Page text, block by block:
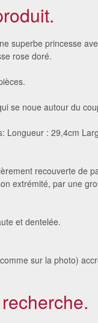
superbe princesse
rose doré.
se noue autour du
Longueur : 29,4cm
recouverte de
extrémité, par une
et dentelée.
sur la photo)
Etole
en